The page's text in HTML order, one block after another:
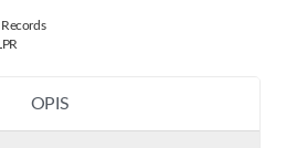
OPIS